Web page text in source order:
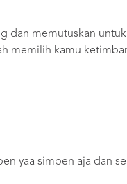
dan memutuskan
memilih kamu
yaa simpen aja dan